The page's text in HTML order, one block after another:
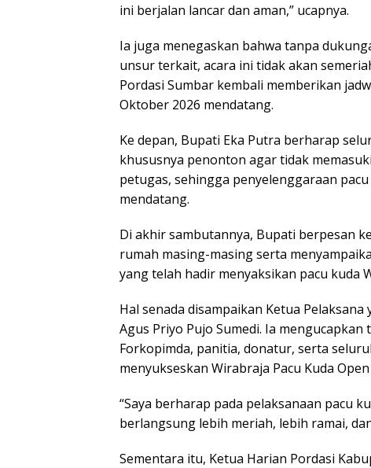
ini berjalan lancar dan aman,” ucapnya.
Ia juga menegaskan bahwa tanpa
unsur terkait, acara ini tidak akan
Pordasi Sumbar kembali memberikan
Oktober 2026 mendatang.
Ke depan, Bupati Eka Putra berharap
khususnya penonton agar tidak
petugas, sehingga penyelenggaraan
mendatang.
Di akhir sambutannya, Bupati berpesan
rumah masing-masing serta
yang telah hadir menyaksikan pacu kuda
Hal senada disampaikan Ketua
Agus Priyo Pujo Sumedi. Ia
Forkopimda, panitia, donatur, serta
menyukseskan Wirabraja Pacu Kuda
“Saya berharap pada pelaksanaan pacu
berlangsung lebih meriah, lebih ramai,
Sementara itu, Ketua Harian Pordasi